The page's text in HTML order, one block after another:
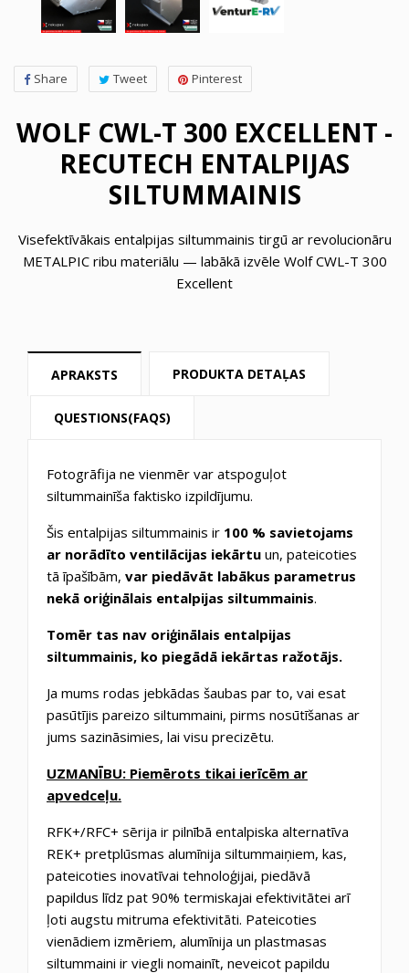
Share Tweet Pinterest
WOLF CWL-T 300 EXCELLENT -
RECUTECH ENTALPIJAS
SILTUMMAINIS
Visefektīvākais entalpijas siltummainis tirgū ar revolucionāru
METALPIC ribu materiālu — labākā izvēle Wolf CWL-T 300
Excellent
APRAKSTS PRODUKTA DETAĻAS
QUESTIONS(FAQS)
Fotogrāfija ne vienmēr var atspoguļot
siltummainīša faktisko izpildījumu.
Šis entalpijas siltummainis ir 100 % savietojams
ar norādīto ventilācijas iekārtu un, pateicoties
tā īpašībām, var piedāvāt labākus parametrus
nekā oriģinālais entalpijas siltummainis.
Tomēr tas nav oriģinālais entalpijas
siltummainis, ko piegādā iekārtas ražotājs.
Ja mums rodas jebkādas šaubas par to, vai esat
pasūtījis pareizo siltummaini, pirms nosūtīšanas ar
jums sazināsimies, lai visu precizētu.
UZMANĪBU: Piemērots tikai ierīcēm ar
apvedceļu.
RFK+/RFC+ sērija ir pilnībā entalpiska alternatīva
REK+ pretplūsmas alumīnija siltummaiņiem, kas,
pateicoties inovatīvai tehnoloģijai, piedāvā
papildus līdz pat 90% termiskajai efektivitātei arī
ļoti augstu mitruma efektivitāti. Pateicoties
vienādiem izmēriem, alumīnija un plastmasas
siltummaini ir viegli nomainīt, neveicot papildu